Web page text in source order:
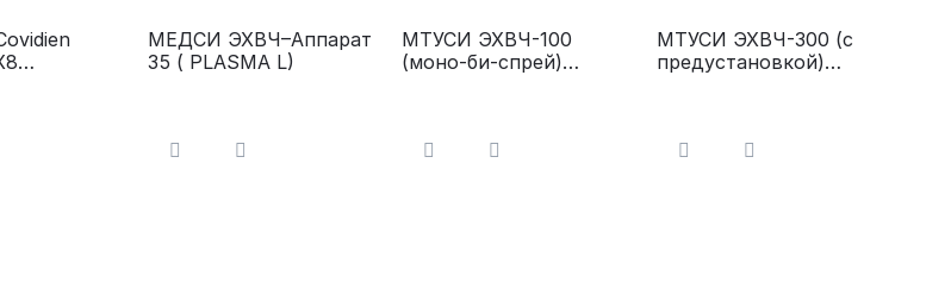
МЕДСИ ЭХВЧ–Аппарат
35 ( PLASMA L)
МТУСИ ЭХВЧ-100
(моно-би-спрей)
МТУСИ ЭХВЧ-300 (с
предустановкой)